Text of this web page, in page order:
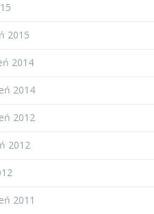
2015
2014
2014
2012
2012
2011